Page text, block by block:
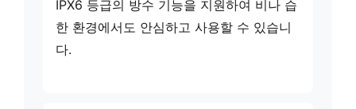
IPX6 등급의 방수 기능을 지원하여 비나 습
한 환경에서도 안심하고 사용할 수 있습니
다.